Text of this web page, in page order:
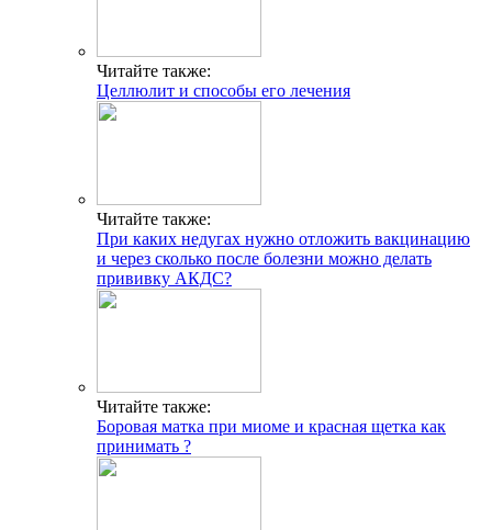
Читайте также:
Целлюлит и способы его лечения
Читайте также:
При каких недугах нужно отложить вакцинацию
и через сколько после болезни можно делать
прививку АКДС?
Читайте также:
Боровая матка при миоме и красная щетка как
принимать ?